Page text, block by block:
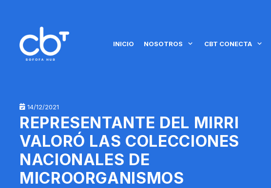
INICIO NOSOTROS CBT CONECTA
14/12/2021
REPRESENTANTE DEL MIRRI
VALORÓ LAS COLECCIONES
NACIONALES DE
MICROORGANISMOS